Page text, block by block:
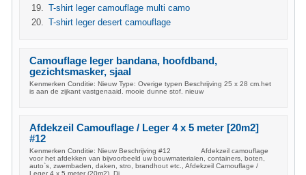
T-shirt leger camouflage multi camo
T-shirt leger desert camouflage
Camouflage leger bandana, hoofdband,
gezichtsmasker, sjaal
Kenmerken Conditie: Nieuw Type: Overige typen Beschrijving 25 x 28 cm.het
is aan de zijkant vastgenaaid. mooie dunne stof. nieuw
Afdekzeil Camouflage / Leger 4 x 5 meter [20m2]
#12
Kenmerken Conditie: Nieuw Beschrijving #12 Afdekzeil camouflage
voor het afdekken van bijvoorbeeld uw bouwmaterialen, containers, boten,
auto`s, zwembaden, daken, stro, brandhout etc., Afdekzeil Camouflage /
Leger 4 x 5 meter (20m2), Di